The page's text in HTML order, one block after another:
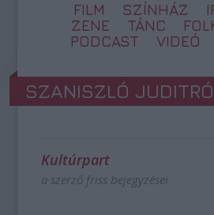
FILM SZÍNHÁZ
ZENE
TÁNC
PODCAST
VIDEÓ
SZANISZLÓ
Kultúrpart
a szerző friss bejegyzései